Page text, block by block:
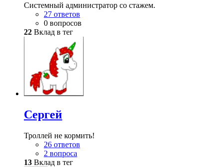
Системный администратор со стажем.
27 ответов
0 вопросов
22 Вклад в тег
Сергей
Троллей не кормить!
26 ответов
2 вопроса
13 Вклад в тег